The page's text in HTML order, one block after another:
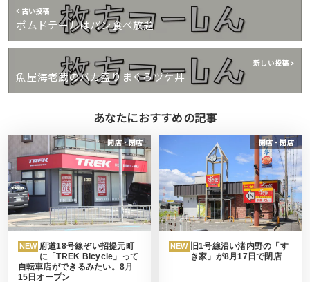
古い投稿
ポムドテールはパン食べ放題
新しい投稿
魚屋海老蔵のバカ盛りまぐろヅケ丼
あなたにおすすめの記事
開店・閉店
NEW 府道18号線ぞい招提元町
に「TREK Bicycle」って
自転車店ができるみたい。8月
15日オープン
開店・閉店
NEW
旧1号線沿い渚内野の「す
き家」が8月17日で閉店